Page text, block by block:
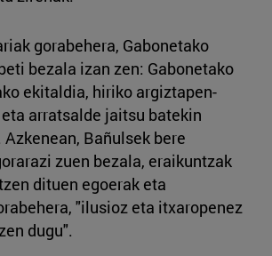
gorabehera, Gabonetako
bezala izan zen: Gabonetako
ekitaldia, hiriko argiztapen-
arratsalde jaitsu batekin
Bañulsek bere
zuen bezala, eraikuntzak
dituen egoerak eta
"ilusioz eta itxaropenez
dugu".